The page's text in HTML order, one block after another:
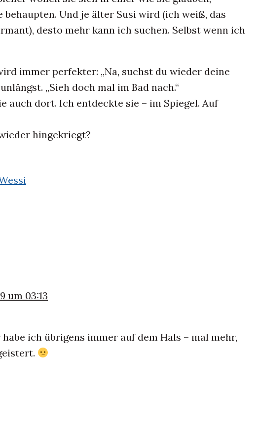
behaupten. Und je älter Susi wird (ich weiß, das
desto mehr kann ich suchen. Selbst wenn ich
immer perfekter: „Na, suchst du wieder deine
„Sieh doch mal im Bad nach.“
auch dort. Ich entdeckte sie – im Spiegel. Auf
hingekriegt?
um 03:13
ich übrigens immer auf dem Hals – mal mehr,